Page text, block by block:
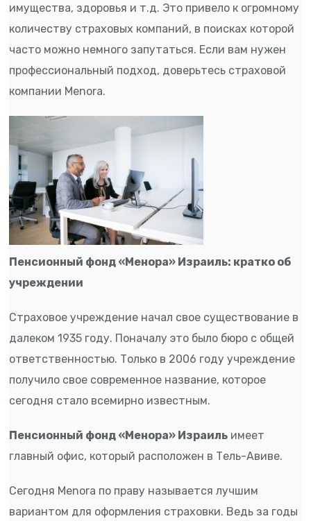
имущества, здоровья и т.д. Это привело к огромному
количеству страховых компаний, в поисках которой
часто можно немного запутаться. Если вам нужен
профессиональный подход, доверьтесь страховой
компании Menora.
Пенсионный фонд «Менора» Израиль: кратко об
учреждении
Страховое учреждение начал свое существование в
далеком 1935 году. Поначалу это было бюро с общей
ответственностью. Только в 2006 году учреждение
получило свое современное название, которое
сегодня стало всемирно известным.
Пенсионный фонд «Менора» Израиль имеет
главный офис, который расположен в Тель-Авиве.
Сегодня Menora по праву называется лучшим
вариантом для оформления страховки. Ведь за годы